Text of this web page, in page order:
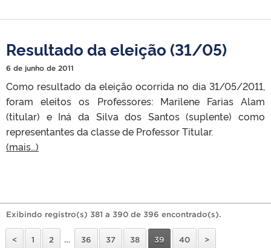
Resultado da eleição (31/05)
6 de junho de 2011
Como resultado da eleição ocorrida no dia 31/05/2011,
foram eleitos os Professores: Marilene Farias Alam
(titular) e Iná da Silva dos Santos (suplente) como
representantes da classe de Professor Titular.
(mais…)
Exibindo registro(s) 381 a 390 de 396 encontrado(s).
< 1 2 … 36 37 38 39 40 >